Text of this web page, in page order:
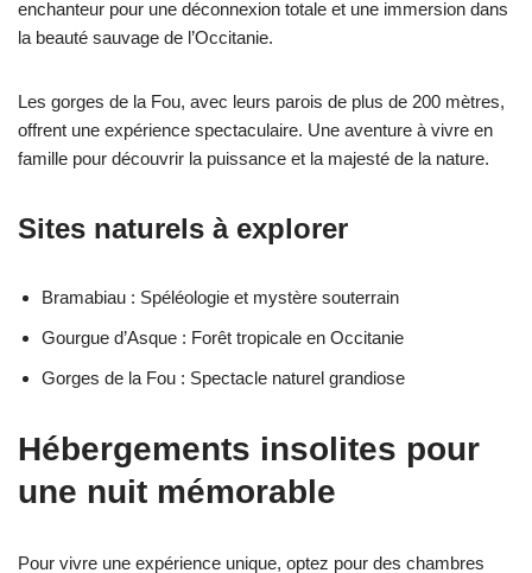
enchanteur pour une déconnexion totale et une immersion dans
la beauté sauvage de l’Occitanie.
Les gorges de la Fou, avec leurs parois de plus de 200 mètres,
offrent une expérience spectaculaire. Une aventure à vivre en
famille pour découvrir la puissance et la majesté de la nature.
Sites naturels à explorer
Bramabiau : Spéléologie et mystère souterrain
Gourgue d’Asque : Forêt tropicale en Occitanie
Gorges de la Fou : Spectacle naturel grandiose
Hébergements insolites pour
une nuit mémorable
Pour vivre une expérience unique, optez pour des chambres